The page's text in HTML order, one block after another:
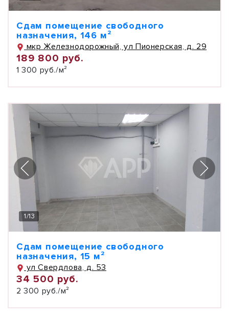
Сдам помещение свободного
назначения, 146 м²
мкр Железнодорожный, ул Пионерская, д. 29
189 800 руб.
1 300 руб./м²
1/13
Сдам помещение свободного
назначения, 15 м²
ул Свердлова, д. 53
34 500 руб.
2 300 руб./м²